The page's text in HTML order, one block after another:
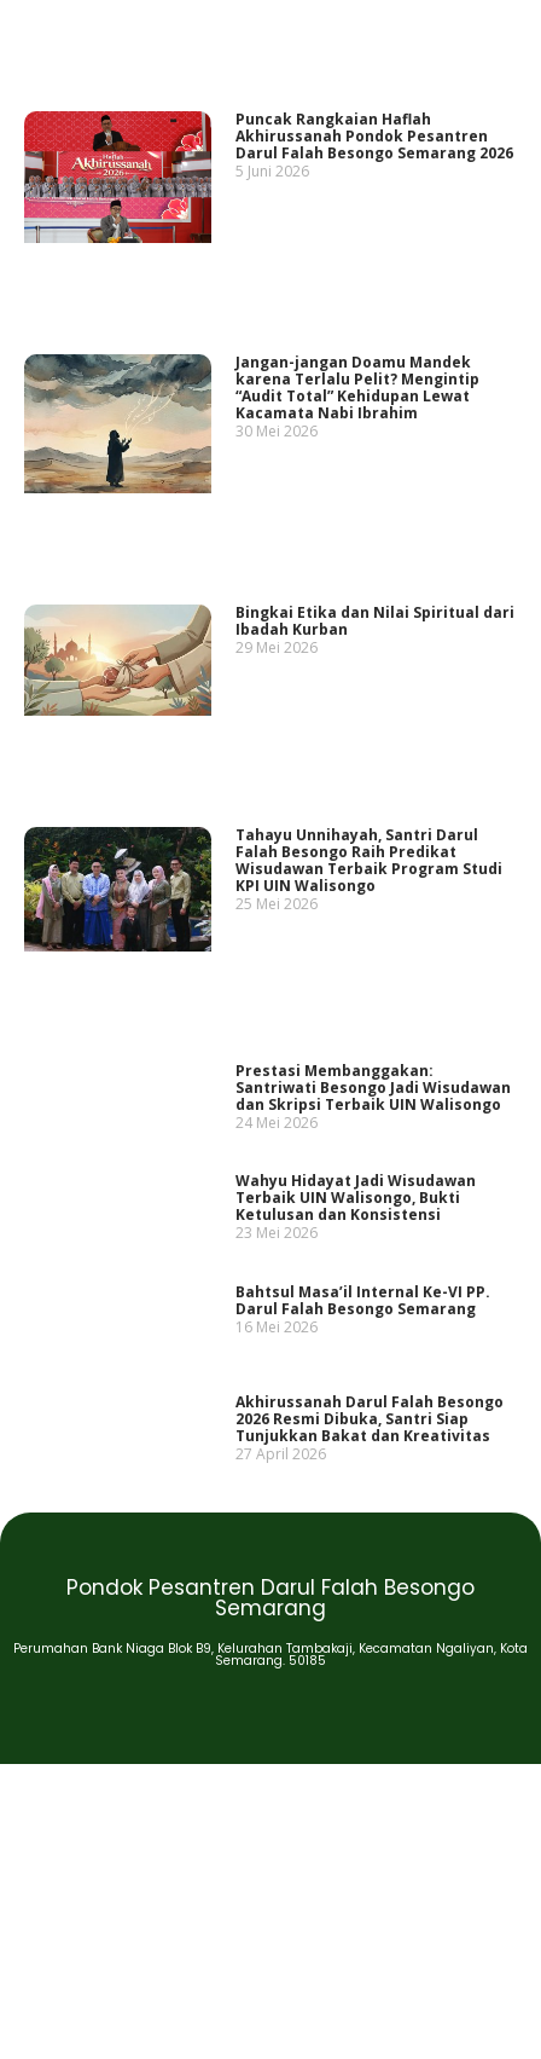
Puncak Rangkaian Haflah
Akhirussanah Pondok Pesantren
Darul Falah Besongo Semarang 2026
5 Juni 2026
Jangan-jangan Doamu Mandek
karena Terlalu Pelit? Mengintip
“Audit Total” Kehidupan Lewat
Kacamata Nabi Ibrahim
30 Mei 2026
Bingkai Etika dan Nilai Spiritual dari
Ibadah Kurban
29 Mei 2026
Tahayu Unnihayah, Santri Darul
Falah Besongo Raih Predikat
Wisudawan Terbaik Program Studi
KPI UIN Walisongo
25 Mei 2026
Prestasi Membanggakan:
Santriwati Besongo Jadi Wisudawan
dan Skripsi Terbaik UIN Walisongo
24 Mei 2026
Wahyu Hidayat Jadi Wisudawan
Terbaik UIN Walisongo, Bukti
Ketulusan dan Konsistensi
23 Mei 2026
Bahtsul Masa’il Internal Ke-VI PP.
Darul Falah Besongo Semarang
16 Mei 2026
Akhirussanah Darul Falah Besongo
2026 Resmi Dibuka, Santri Siap
Tunjukkan Bakat dan Kreativitas
27 April 2026
Pondok Pesantren Darul Falah Besongo
Semarang
Perumahan Bank Niaga Blok B9, Kelurahan Tambakaji, Kecamatan Ngaliyan, Kota
Semarang. 50185